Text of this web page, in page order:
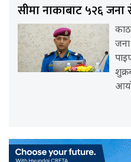
सीमा नाकाबाट ५२६ जना
जना